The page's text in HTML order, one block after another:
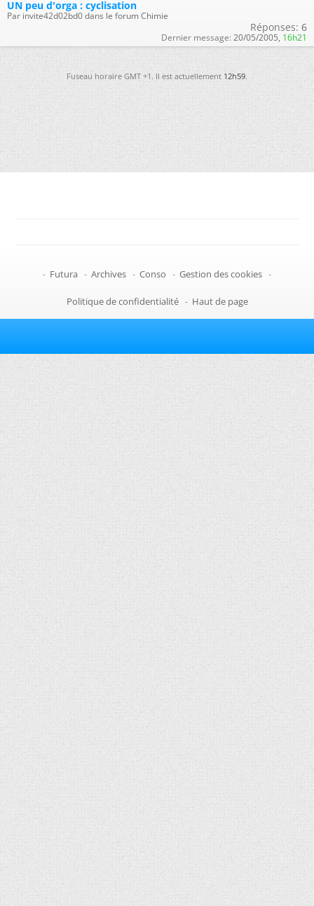
UN peu d'orga : cyclisation
Par invite42d02bd0 dans le forum Chimie
Réponses: 6
Dernier message: 20/05/2005, 16h21
Fuseau horaire GMT +1. Il est actuellement12h59.
- Futura - Archives - Conso - Gestion des cookies -
Politique de confidentialité - Haut de page